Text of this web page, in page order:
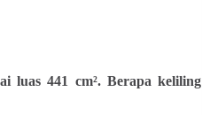
luas 441 cm². Berapa keliling